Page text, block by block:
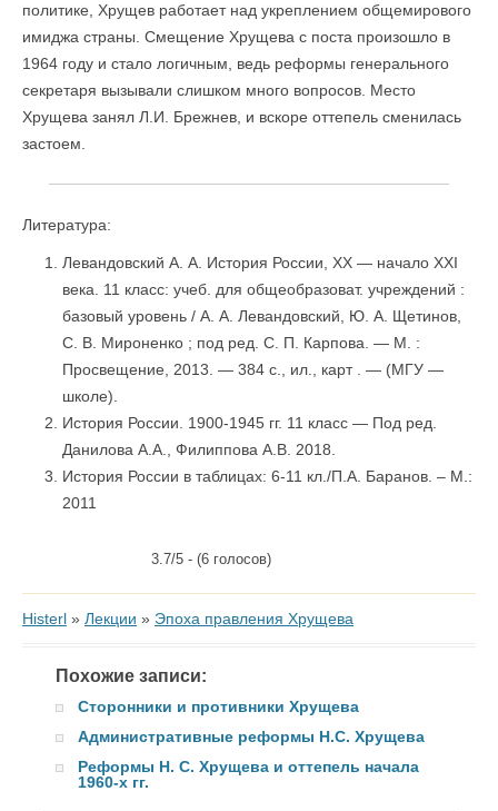
политике, Хрущев работает над укреплением общемирового
имиджа страны. Смещение Хрущева с поста произошло в
1964 году и стало логичным, ведь реформы генерального
секретаря вызывали слишком много вопросов. Место
Хрущева занял Л.И. Брежнев, и вскоре оттепель сменилась
застоем.
Литература:
Левандовский А. А. История России, ХХ — начало XXI
века. 11 класс: учеб. для общеобразоват. учреждений :
базовый уровень / А. А. Левандовский, Ю. А. Щетинов,
С. В. Мироненко ; под ред. С. П. Карпова. — М. :
Просвещение, 2013. — 384 с., ил., карт . — (МГУ —
школе).
История России. 1900-1945 гг. 11 класс — Под ред.
Данилова А.А., Филиппова А.В. 2018.
История России в таблицах: 6-11 кл./П.А. Баранов. – М.:
2011
3.7/5 - (6 голосов)
Histerl » Лекции » Эпоха правления Хрущева
Похожие записи:
Сторонники и противники Хрущева
Административные реформы Н.С. Хрущева
Реформы Н. С. Хрущева и оттепель начала
1960-х гг.